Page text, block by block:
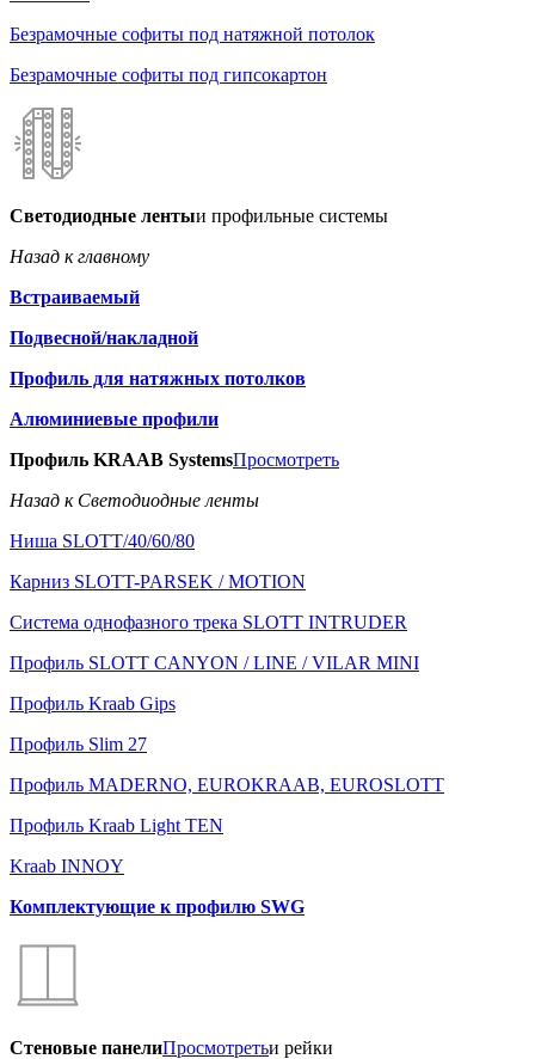
Безрамочные софиты под натяжной потолок
Безрамочные софиты под гипсокартон
Светодиодные лентыи профильные системы
Назад к главному
Встраиваемый
Подвесной/накладной
Профиль для натяжных потолков
Алюминиевые профили
Профиль KRAAB SystemsПросмотреть
Назад к Светодиодные ленты
Ниша SLOTT/40/60/80
Карниз SLOTT-PARSEK / MOTION
Система однофазного трека SLOTT INTRUDER
Профиль SLOTT CANYON / LINE / VILAR MINI
Профиль Kraab Gips
Профиль Slim 27
Профиль MADERNO, EUROKRAAB, EUROSLOTT
Профиль Kraab Light TEN
Kraab INNOY
Комплектующие к профилю SWG
Стеновые панелиПросмотретьи рейки